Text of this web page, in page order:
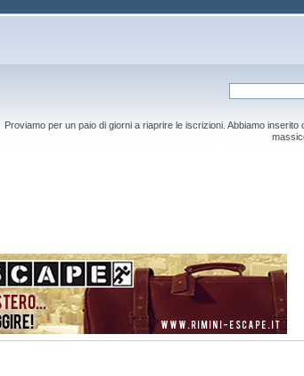
Proviamo per un paio di giorni a riaprire le iscrizioni. Abbiamo